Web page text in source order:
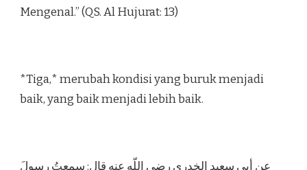
Mengenal.” (QS. Al Hujurat: 13)
*Tiga,* merubah kondisi yang buruk menjadi
baik, yang baik menjadi lebih baik.
عن أبي سعيد الخدري رضي اللّه عنه قال: سمعتُ رسولَ